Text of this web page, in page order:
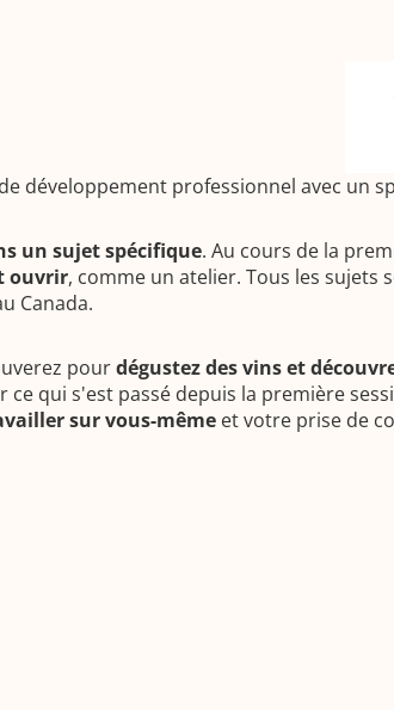
développement professionnel avec un
un sujet spécifique. Au cours de la
ouvrir, comme un atelier. Tous les sujets
Canada.
pourdégustez des vins et
qui s'est passé depuis la première
sur vous-même et votre prise de